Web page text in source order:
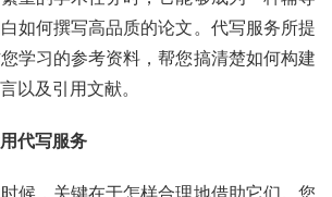
如何撰写高品质的论文。代写服务所提
学习的参考资料，帮您搞清楚如何构建
以及引用文献。
代写服务
候，关键在于怎样合理地借助它们。您